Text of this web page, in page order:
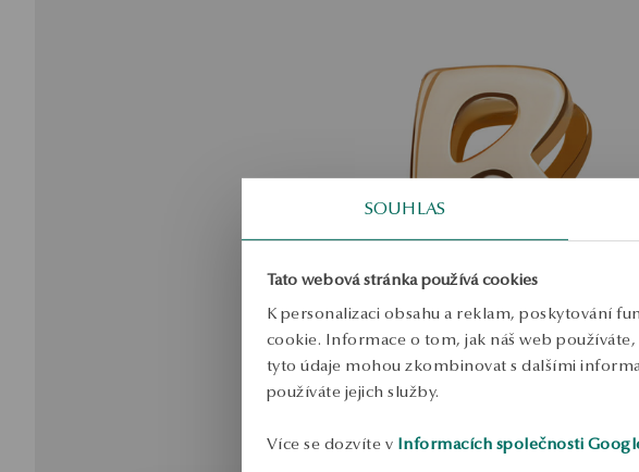
SOUHLAS
Tato webová stránka používá cookies
K personalizaci obsahu a reklam, poskytování
cookie. Informace o tom, jak náš web
tyto údaje mohou zkombinovat s dalšími
používáte jejich služby.
Více se dozvíte v Informacích společnosti